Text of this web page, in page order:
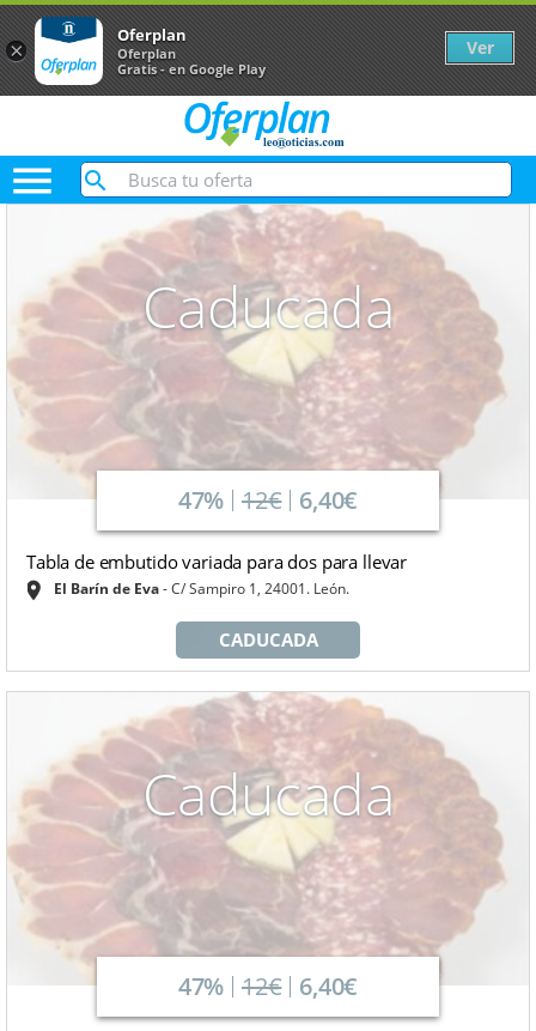

Caducada
47% 12€ 6,40€
Tabla de embutido variada para dos para llevar
El Barín de Eva C/ Sampiro 1, 24001. León.
CADUCADA
Caducada
47% 12€ 6,40€
×
Oferplan
Oferplan
Gratis - en Google Play
Ver